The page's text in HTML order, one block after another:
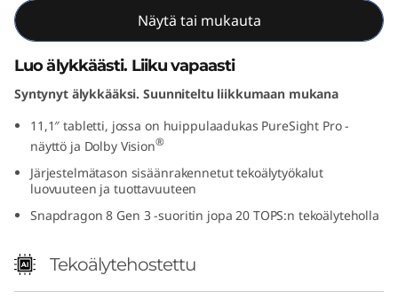
Näytä tai mukauta
Luo älykkäästi. Liiku vapaasti
Syntynyt älykkääksi. Suunniteltu liikkumaan mukana
11,1″ tabletti, jossa on huippulaadukas PureSight Pro -
näyttö ja Dolby Vision®
Järjestelmätason sisäänrakennetut tekoälytyökalut
luovuuteen ja tuottavuuteen
Snapdragon 8 Gen 3 -suoritin jopa 20 TOPS:n tekoälyteholla
Tekoälytehostettu